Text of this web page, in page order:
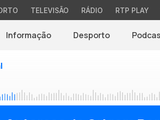
TELEVISÃO RÁDIO RTP PLAY
Informação Desporto